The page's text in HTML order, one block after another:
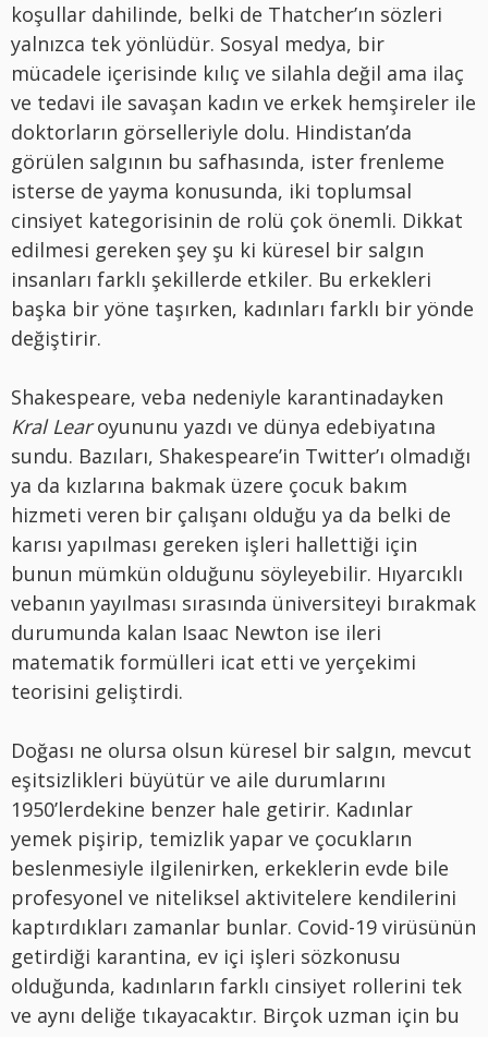
koşullar dahilinde, belki de Thatcher’ın sözleri
yalnızca tek yönlüdür. Sosyal medya, bir
mücadele içerisinde kılıç ve silahla değil ama ilaç
ve tedavi ile savaşan kadın ve erkek hemşireler ile
doktorların görselleriyle dolu. Hindistan’da
görülen salgının bu safhasında, ister frenleme
isterse de yayma konusunda, iki toplumsal
cinsiyet kategorisinin de rolü çok önemli. Dikkat
edilmesi gereken şey şu ki küresel bir salgın
insanları farklı şekillerde etkiler. Bu erkekleri
başka bir yöne taşırken, kadınları farklı bir yönde
değiştirir.
Shakespeare, veba nedeniyle karantinadayken
Kral Learoyununu yazdı ve dünya edebiyatına
sundu. Bazıları, Shakespeare’in Twitter’ı olmadığı
ya da kızlarına bakmak üzere çocuk bakım
hizmeti veren bir çalışanı olduğu ya da belki de
karısı yapılması gereken işleri hallettiği için
bunun mümkün olduğunu söyleyebilir. Hıyarcıklı
vebanın yayılması sırasında üniversiteyi bırakmak
durumunda kalan Isaac Newton ise ileri
matematik formülleri icat etti ve yerçekimi
teorisini geliştirdi.
Doğası ne olursa olsun küresel bir salgın, mevcut
eşitsizlikleri büyütür ve aile durumlarını
1950’lerdekine benzer hale getirir. Kadınlar
yemek pişirip, temizlik yapar ve çocukların
beslenmesiyle ilgilenirken, erkeklerin evde bile
profesyonel ve niteliksel aktivitelere kendilerini
kaptırdıkları zamanlar bunlar. Covid-19 virüsünün
getirdiği karantina, ev içi işleri sözkonusu
olduğunda, kadınların farklı cinsiyet rollerini tek
ve aynı deliğe tıkayacaktır. Birçok uzman için bu